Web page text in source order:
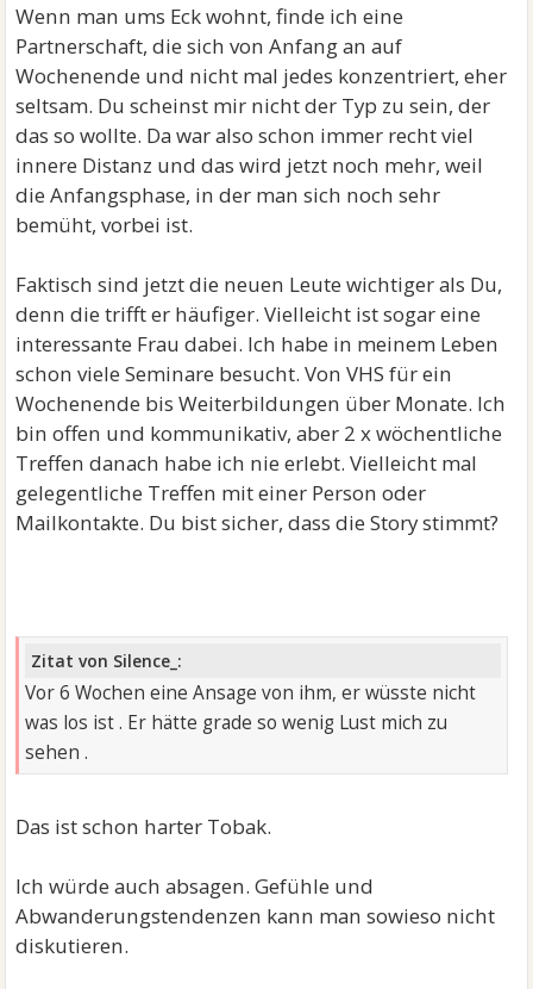
Wenn man ums Eck wohnt, finde ich eine
Partnerschaft, die sich von Anfang an auf
Wochenende und nicht mal jedes konzentriert, eher
seltsam. Du scheinst mir nicht der Typ zu sein, der
das so wollte. Da war also schon immer recht viel
innere Distanz und das wird jetzt noch mehr, weil
die Anfangsphase, in der man sich noch sehr
bemüht, vorbei ist.
Faktisch sind jetzt die neuen Leute wichtiger als Du,
denn die trifft er häufiger. Vielleicht ist sogar eine
interessante Frau dabei. Ich habe in meinem Leben
schon viele Seminare besucht. Von VHS für ein
Wochenende bis Weiterbildungen über Monate. Ich
bin offen und kommunikativ, aber 2 x wöchentliche
Treffen danach habe ich nie erlebt. Vielleicht mal
gelegentliche Treffen mit einer Person oder
Mailkontakte. Du bist sicher, dass die Story stimmt?
Zitat von Silence_:
Vor 6 Wochen eine Ansage von ihm, er wüsste nicht
was los ist . Er hätte grade so wenig Lust mich zu
sehen .
Das ist schon harter Tobak.
Ich würde auch absagen. Gefühle und
Abwanderungstendenzen kann man sowieso nicht
diskutieren.